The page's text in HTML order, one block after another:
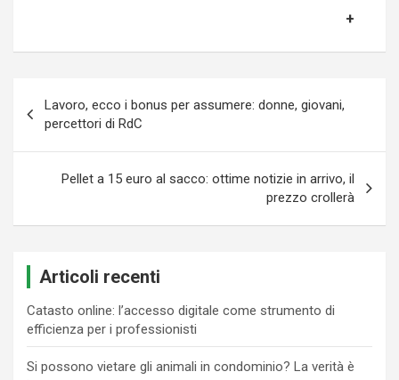
articoli
Lavoro, ecco i bonus per assumere: donne, giovani,
percettori di RdC
Pellet a 15 euro al sacco: ottime notizie in arrivo, il
prezzo crollerà
Articoli recenti
Catasto online: l’accesso digitale come strumento di
efficienza per i professionisti
Si possono vietare gli animali in condominio? La verità è